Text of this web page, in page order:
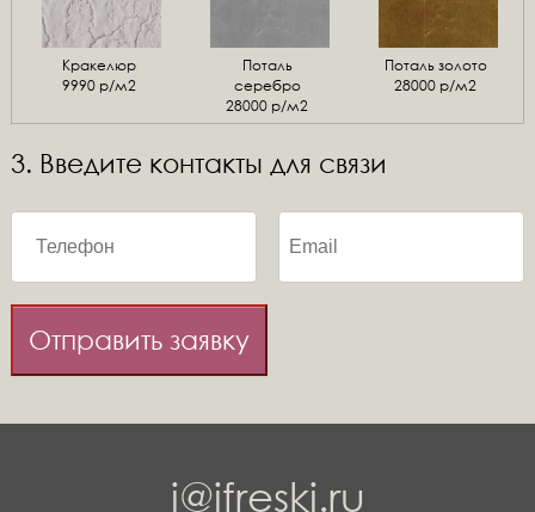
Кракелюр
9990 р/м2
Поталь
серебро
28000 р/м2
Поталь золото
28000 р/м2
3. Введите контакты для связи
Отправить заявку
i@ifreski.ru